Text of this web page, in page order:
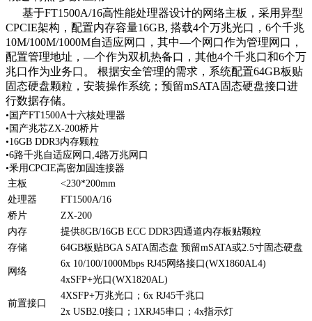
基于FT1500A/16高性能处理器设计的网络主板，采用异型
CPCIE架构，配置内存容量16GB, 搭载4个万兆光口，6个千兆
10M/100M/1000M自适应网口，其中—个网口作为管理网口，
配置管理地址，—个作为双机热备口，其他4个千兆口和6个万
兆口作为业务口。 根据安全管理的需求，系统配置64GB板贴
固态硬盘颗粒，安装操作系统；预留mSATA固态硬盘接口进
行数据存储。
•国产FT1500A十六核处理器
•国产兆芯ZX-200桥片
•16GB DDR3内存颗粒
•6路千兆自适应网口,4路万兆网口
•釆用CPCIE高密加固连接器
主板
<230*200mm
处理器
FT1500A/16
桥片
ZX-200
内存
提供8GB/16GB ECC DDR3四通道内存板贴颗粒
存储
64GB板贴BGA SATA固态盘 预留mSATA或2.5寸固态硬盘
网络
6x 10/100/1000Mbps RJ45网络接口(WX1860AL4)
4xSFP+光口(WX1820AL)
前置接口
4XSFP+万兆光口；6x RJ45千兆口
2x USB2.0接口；1XRJ45串口；4x指示灯